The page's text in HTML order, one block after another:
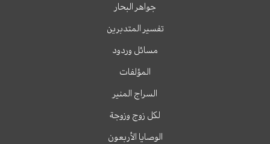
جواهر البحار
تفسير المتدبرين
مسائل وردود
المؤلفات
السراج المنير
لكل زوج وزوجة
الوصايا الأربعون